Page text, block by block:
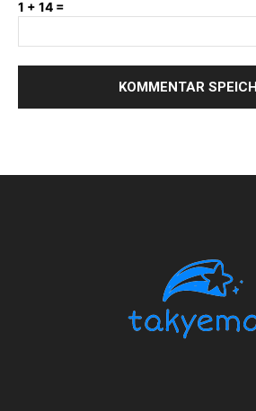
1 + 14 =